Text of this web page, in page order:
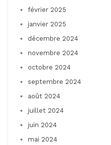
février 2025
janvier 2025
décembre 2024
novembre 2024
octobre 2024
septembre 2024
août 2024
juillet 2024
juin 2024
mai 2024